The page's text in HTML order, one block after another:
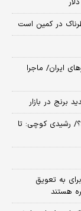
در کمین است
ایران/ ماجرا
رشیدی کوچی: تا
به تعویق
هستند